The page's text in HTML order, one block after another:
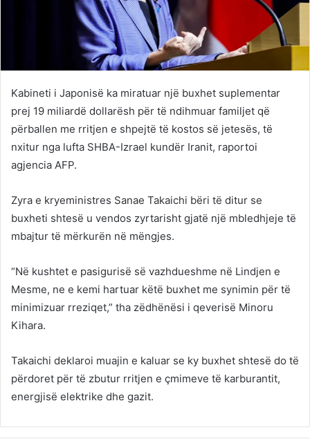
Kabineti i Japonisë ka miratuar një buxhet suplementar
prej 19 miliardë dollarësh për të ndihmuar familjet që
përballen me rritjen e shpejtë të kostos së jetesës, të
nxitur nga lufta SHBA-Izrael kundër Iranit, raportoi
agjencia AFP.
Zyra e kryeministres Sanae Takaichi bëri të ditur se
buxheti shtesë u vendos zyrtarisht gjatë një mbledhjeje të
mbajtur të mërkurën në mëngjes.
“Në kushtet e pasigurisë së vazhdueshme në Lindjen e
Mesme, ne e kemi hartuar këtë buxhet me synimin për të
minimizuar rreziqet,” tha zëdhënësi i qeverisë Minoru
Kihara.
Takaichi deklaroi muajin e kaluar se ky buxhet shtesë do të
përdoret për të zbutur rritjen e çmimeve të karburantit,
energjisë elektrike dhe gazit.